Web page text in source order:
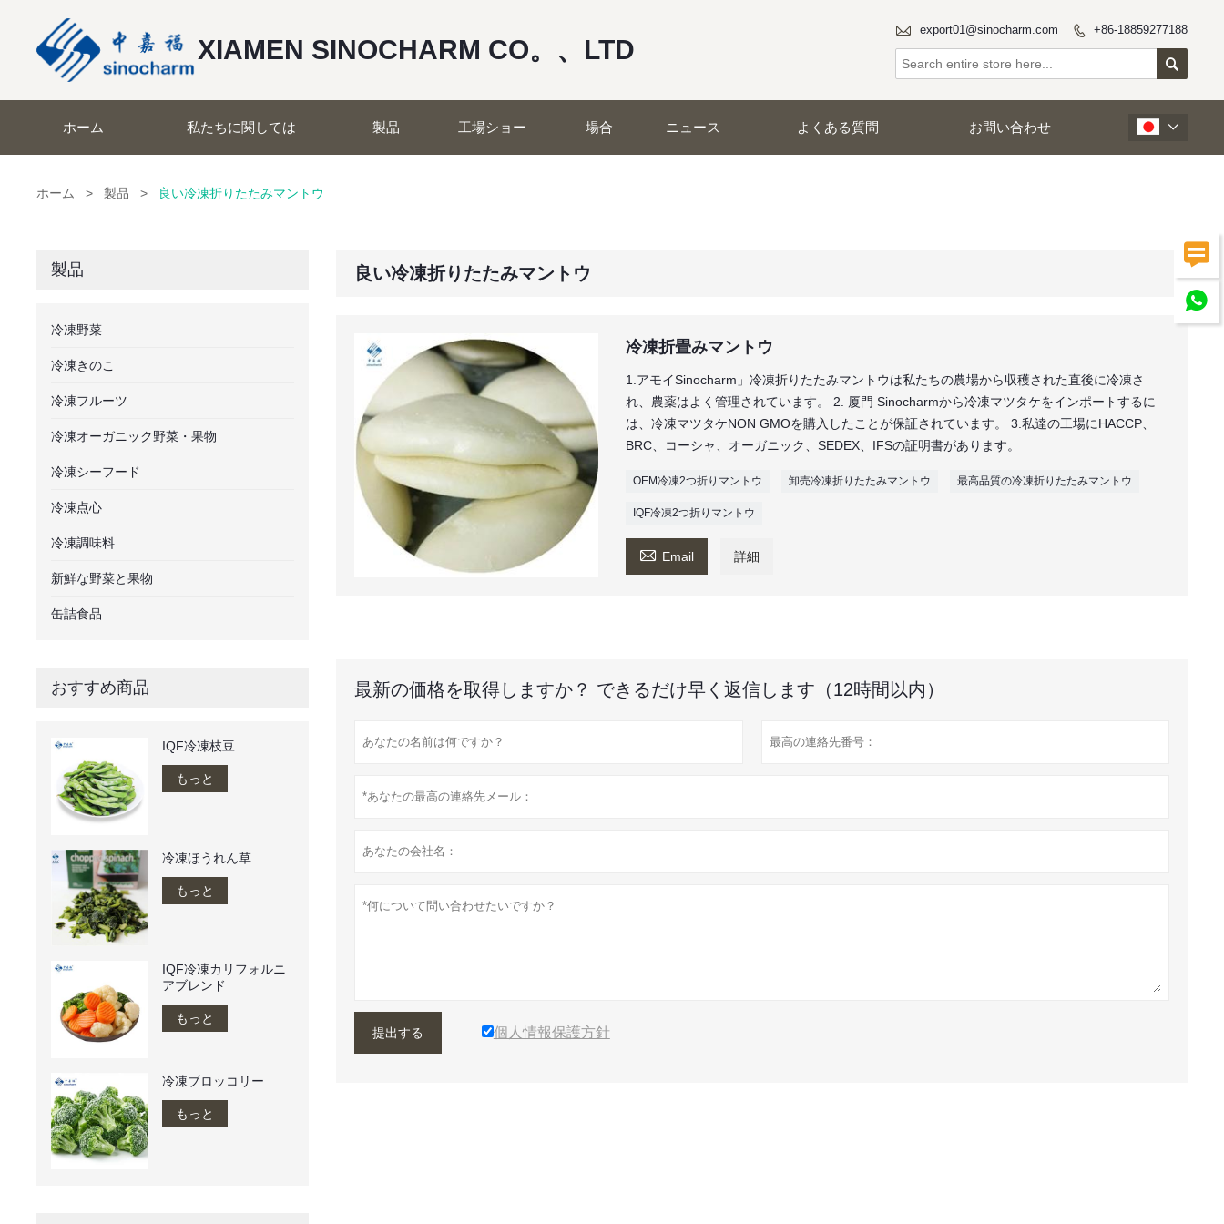


XIAMEN SINOCHARM CO。、LTD
 export01@sinocharm.com  +86-18859277188

ホーム 私たちに関しては 製品 工場ショー 場合 ニュース よくある質問 お問い合わせ 
ホーム > 製品 > 良い冷凍折りたたみマントウ
良い冷凍折りたたみマントウ
冷凍折畳みマントウ
1.アモイSinocharm」冷凍折りたたみマントウは私たちの農場から収穫された直後に冷凍さ
れ、農薬はよく管理されています。 2. 厦門 Sinocharmから冷凍マツタケをインポートするに
は、冷凍マツタケNON GMOを購入したことが保証されています。 3.私達の工場にHACCP、
BRC、コーシャ、オーガニック、SEDEX、IFSの証明書があります。
OEM冷凍2つ折りマントウ 卸売冷凍折りたたみマントウ 最高品質の冷凍折りたたみマントウ
IQF冷凍2つ折りマントウ
 Email 詳細
最新の価格を取得しますか？ できるだけ早く返信します（12時間以内）
提出する 個人情報保護方針
製品
冷凍野菜
冷凍きのこ
冷凍フルーツ
冷凍オーガニック野菜・果物
冷凍シーフード
冷凍点心
冷凍調味料
新鮮な野菜と果物
缶詰食品
おすすめ商品
IQF冷凍枝豆
もっと
冷凍ほうれん草
もっと
IQF冷凍カリフォルニ
アブレンド
もっと
冷凍ブロッコリー
もっと